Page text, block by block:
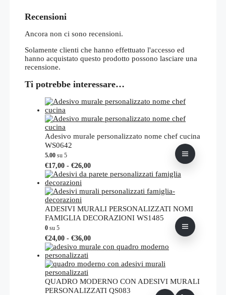
Recensioni
Ancora non ci sono recensioni.
Solamente clienti che hanno effettuato l'accesso ed
hanno acquistato questo prodotto possono lasciare una
recensione.
Ti potrebbe interessare…
Adesivo murale personalizzato nome chef cucina
WS0642
5.00 su 5
€17,00 - €26,00Fascia
di
da
€17,00
a
€26,00
Questo
prodotto
più
Le
opzioni
scelte
nella
del
ADESIVI MURALI PERSONALIZZATI NOMI
FAMIGLIA DECORAZIONI WS1485
0 su 5
€24,00 - €36,00Fascia
di
da
€24,00
a
€36,00
Questo
prodotto
più
Le
opzioni
QUADRO MODERNO CON ADESIVI MURALI
PERSONALIZZATI QS083